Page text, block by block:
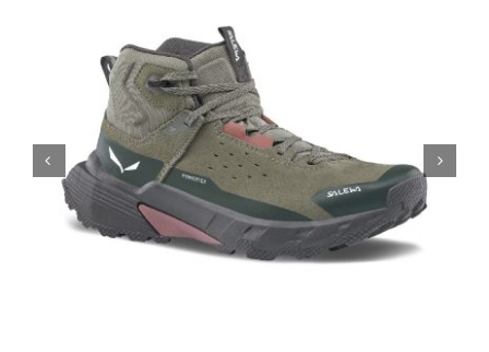
Bivouac
Trail
Escalade / Alpinisme
Bons Plans